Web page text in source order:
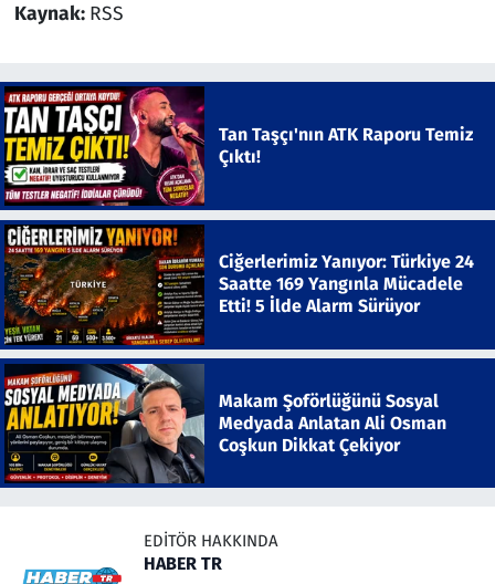
Kaynak: RSS
Tan Taşçı'nın ATK Raporu Temiz
Çıktı!
Ciğerlerimiz Yanıyor: Türkiye 24
Saatte 169 Yangınla Mücadele
Etti! 5 İlde Alarm Sürüyor
Makam Şoförlüğünü Sosyal
Medyada Anlatan Ali Osman
Coşkun Dikkat Çekiyor
EDITÖR HAKKINDA
HABER TR